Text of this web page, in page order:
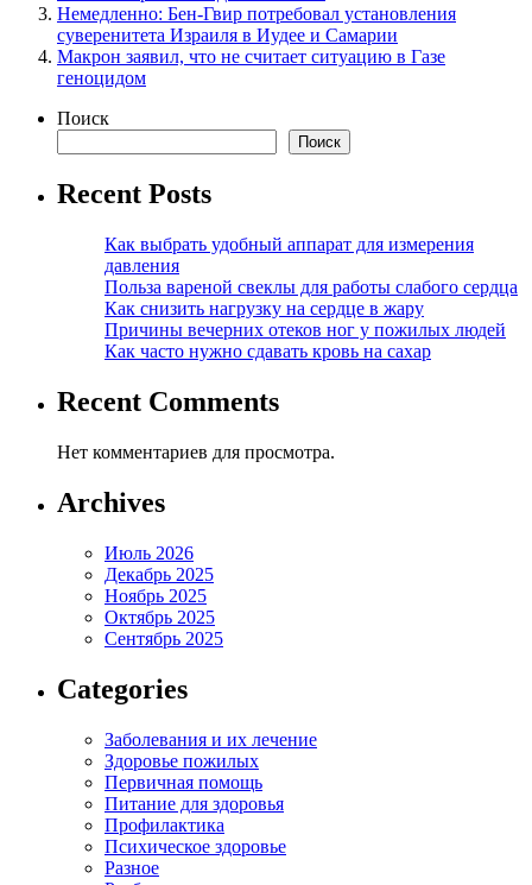
Немедленно: Бен-Гвир потребовал установления
суверенитета Израиля в Иудее и Самарии
Макрон заявил, что не считает ситуацию в Газе
геноцидом
Поиск
Поиск
Recent Posts
Как выбрать удобный аппарат для измерения
давления
Польза вареной свеклы для работы слабого сердца
Как снизить нагрузку на сердце в жару
Причины вечерних отеков ног у пожилых людей
Как часто нужно сдавать кровь на сахар
Recent Comments
Нет комментариев для просмотра.
Archives
Июль 2026
Декабрь 2025
Ноябрь 2025
Октябрь 2025
Сентябрь 2025
Categories
Заболевания и их лечение
Здоровье пожилых
Первичная помощь
Питание для здоровья
Профилактика
Психическое здоровье
Разное